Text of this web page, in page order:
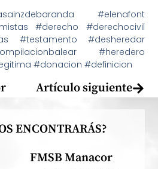
#elenafont
#derecho #derechocivil
#testamento #desheredar
#heredero
#donacion #definicion
Artículo siguiente
ENCONTRARÁS?
FMSB Manacor